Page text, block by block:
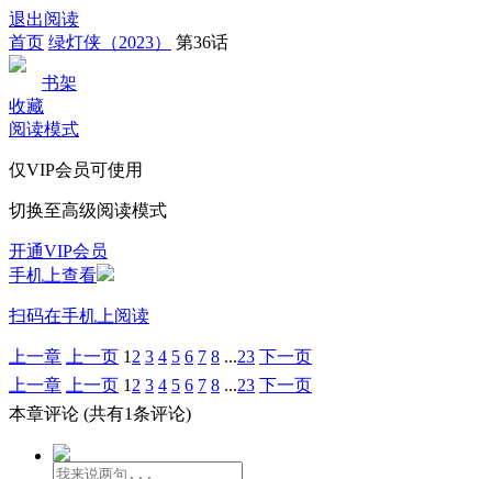
退出阅读
首页 绿灯侠（2023） 第36话
书架
收藏
阅读模式
仅VIP会员可使用
切换至高级阅读模式
开通VIP会员
手机上查看
扫码在手机上阅读
上一章 上一页 1 2 3 4 5 6 7 8 ...23 下一页
上一章
上一页 1 2 3 4 5 6 7 8 ...23 下一页
本章评论 (共有1条评论)